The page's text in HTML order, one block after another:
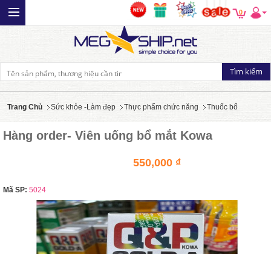
0
Trang Chủ Sức khỏe -Làm đẹp Thực phẩm chức năng Thuốc bổ
Hàng order- Viên uống bổ mắt Kowa
550,000 ₫
Mã SP: 5024